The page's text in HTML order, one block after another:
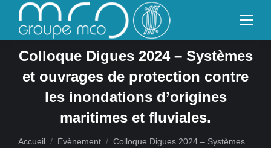
Colloque Digues 2024 – Systèmes
et ouvrages de protection contre
les inondations d’origines
maritimes et fluviales.
Vous êtes ici :
Accueil Évènement Colloque Digues 2024 – Systèmes…